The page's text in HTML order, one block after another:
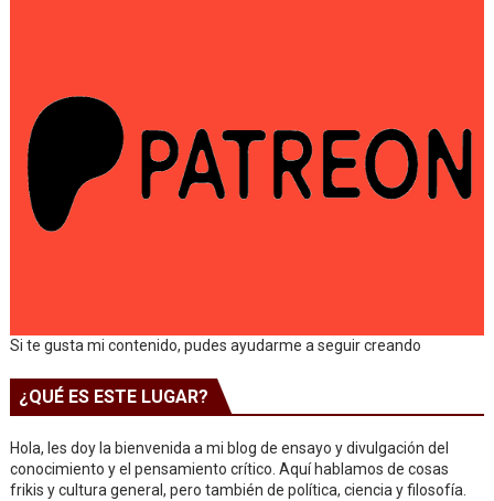
Si te gusta mi contenido, pudes ayudarme a seguir creando
¿QUÉ ES ESTE LUGAR?
Hola, les doy la bienvenida a mi blog de ensayo y divulgación del
conocimiento y el pensamiento crítico. Aquí hablamos de cosas
frikis y cultura general, pero también de política, ciencia y filosofía.